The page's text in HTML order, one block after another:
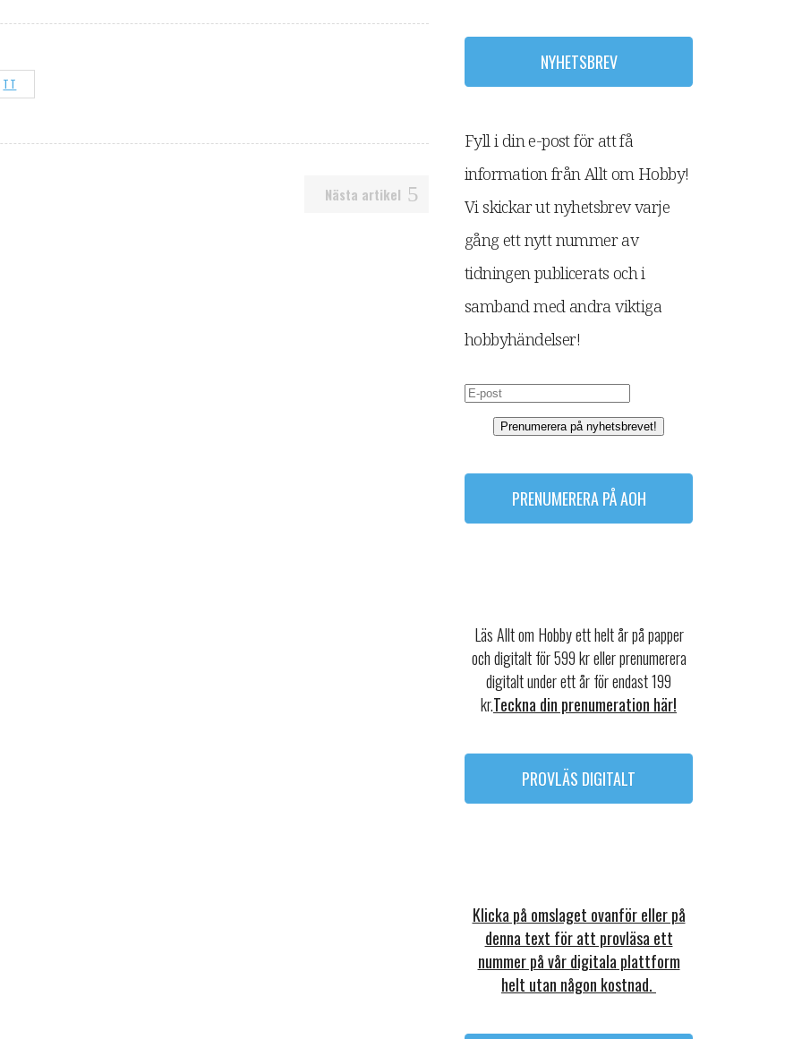
TT
Nästa artikel
NYHETSBREV
Fyll i din e-post för att få
information från Allt om Hobby!
Vi skickar ut nyhetsbrev varje
gång ett nytt nummer av
tidningen publicerats och i
samband med andra viktiga
hobbyhändelser!
Prenumerera på nyhetsbrevet!
PRENUMERERA PÅ AOH
Läs Allt om Hobby ett helt år på papper
och digitalt för 599 kr eller prenumerera
digitalt under ett år för endast 199
kr.Teckna din prenumeration här!
PROVLÄS DIGITALT
Klicka på omslaget ovanför eller på
denna text för att provläsa ett
nummer på vår digitala plattform
helt utan någon kostnad.